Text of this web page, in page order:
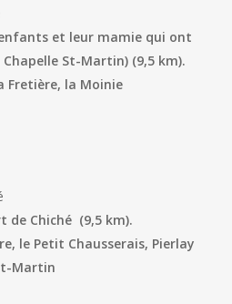
et leur mamie qui ont
St-Martin) (9,5 km).
Fretière, la Moinie
de Chiché (9,5 km).
le Petit Chausserais, Pierlay
Martin